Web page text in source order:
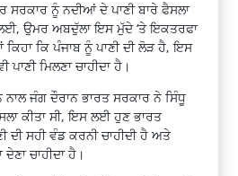
ਸਰਕਾਰ ਨੂੰ ਨਦੀਆਂ ਦੇ ਪਾਣੀ ਬਾਰੇ ਫੈਸਲਾ
ਉਮਰ ਅਬਦੁੱਲਾ ਇਸ ਮੁੱਦੇ ‘ਤੇ ਇਕਤਰਫਾ
ਕਿ ਪੰਜਾਬ ਨੂੰ ਪਾਣੀ ਦੀ ਲੋੜ ਹੈ, ਇਸ
ਮਿਲਣਾ ਚਾਹੀਦਾ ਹੈ।
ਨਾਲ ਜੰਗ ਦੌਰਾਨ ਭਾਰਤ ਸਰਕਾਰ ਨੇ ਸਿੰਧੂ
ਕੀਤਾ ਸੀ, ਇਸ ਲਈ ਹੁਣ ਭਾਰਤ
ਦੀ ਸਹੀ ਵੰਡ ਕਰਨੀ ਚਾਹੀਦੀ ਹੈ ਅਤੇ
ਚਾਹੀਦਾ ਹੈ।